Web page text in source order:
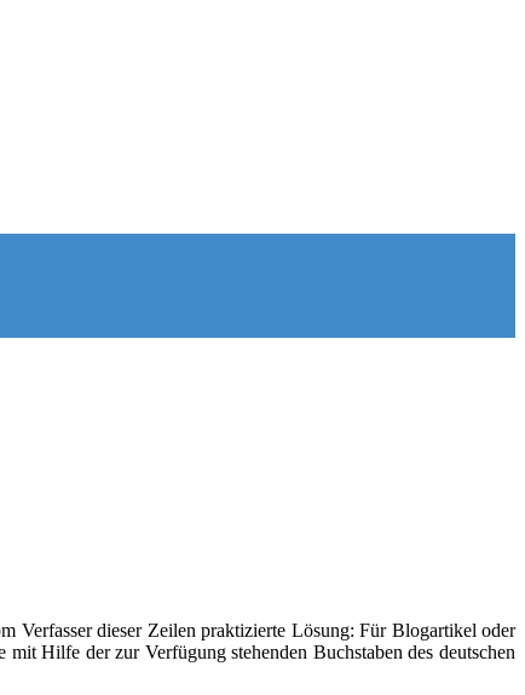
Verfasser dieser Zeilen praktizierte Lösung: Für Blogartikel oder
Hilfe der zur Verfügung stehenden Buchstaben des deutschen